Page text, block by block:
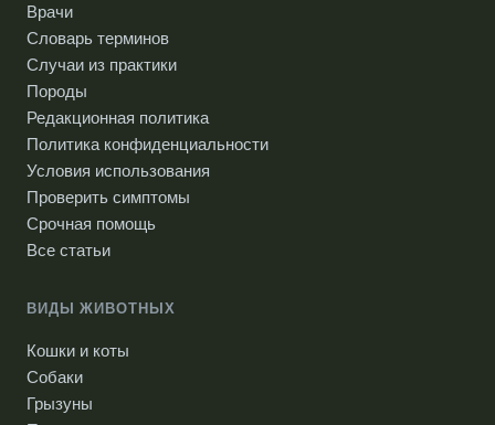
Врачи
Словарь терминов
Случаи из практики
Породы
Редакционная политика
Политика конфиденциальности
Условия использования
Проверить симптомы
Срочная помощь
Все статьи
ВИДЫ ЖИВОТНЫХ
Кошки и коты
Собаки
Грызуны